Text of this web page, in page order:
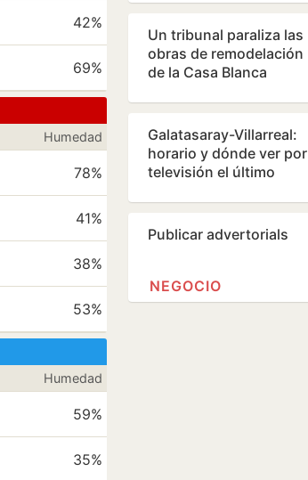
42%
69%
Humedad
78%
41%
38%
53%
Humedad
59%
35%
directiva…
Un tribunal paraliza las
obras de remodelación
de la Casa Blanca
Galatasaray-Villarreal:
horario y dónde ver por
televisión el último
pretemporada del…
Publicar advertorials
NEGOCIO